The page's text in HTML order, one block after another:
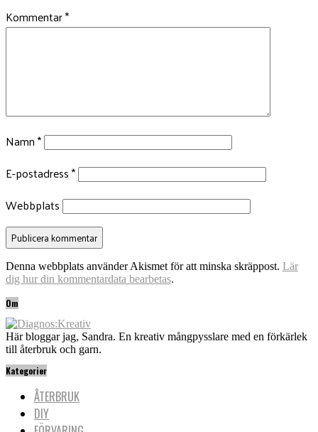
Kommentar*
Namn*
E-postadress*
Webbplats
Denna webbplats använder Akismet för att minska skräppost. Lär
dig hur din kommentardata bearbetas.
Om
Här bloggar jag, Sandra. En kreativ mångpysslare med en förkärlek
till återbruk och garn.
Kategorier
ÅTERBRUK
DIY